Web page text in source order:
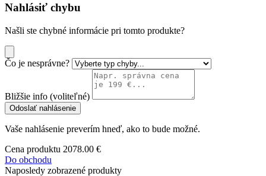
Nahlásiť chybu
Našli ste chybné informácie pri tomto produkte?
Čo je nesprávne?
Bližšie info (voliteľné)
Odoslať nahlásenie
Vaše nahlásenie preverím hneď, ako to bude možné.
Cena produktu 2078.00 €
Do obchodu
Naposledy zobrazené produkty